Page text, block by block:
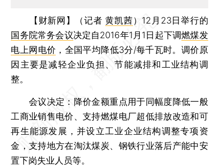
【财新网】（记者黄凯茜） 12月23日举行的
国务院常务会议决定自2016年1月1日起下调燃煤发
电上网电价 ，全国平均降低3分/每千瓦时。调价原
因主要是减轻企业负担、节能减排和工业结构调
整。
会议决定：降价金额重点用于同幅度降低一般
工商业销售电价、支持燃煤电厂超低排放改造和可
再生能源发展，并设立工业企业结构调整专项资
金，支持地方在淘汰煤炭、钢铁行业落后产能中安
置下岗失业人员等。